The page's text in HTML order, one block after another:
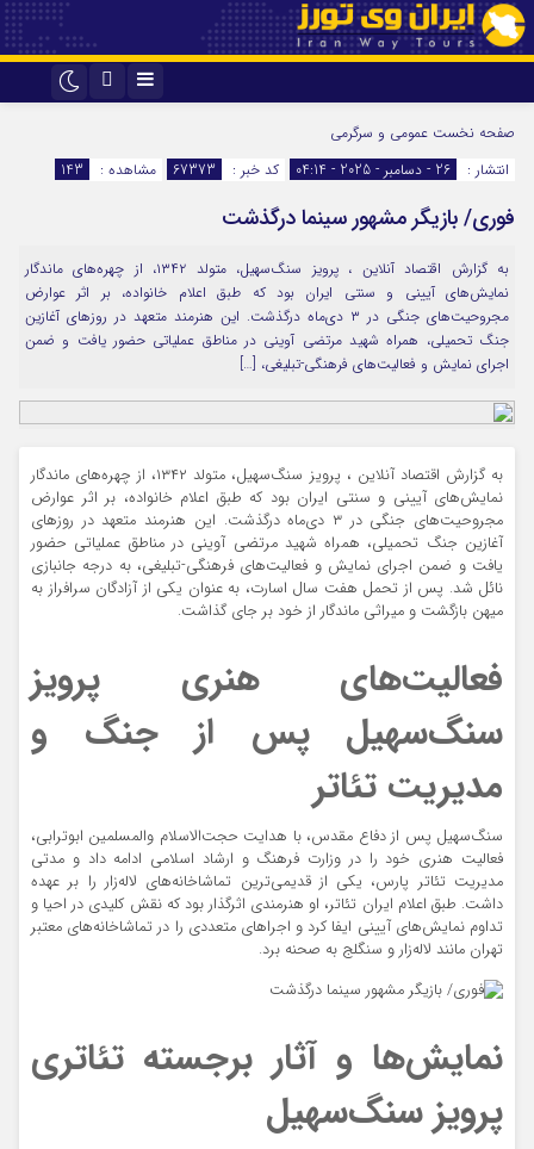
اینستاگرام
صفحه نخست عمومی و سرگرمی
انتشار :
26 - دسامبر - 2025 - 04:14 کد خبر : 67373 مشاهده : 143
فوری/ بازیگر مشهور سینما درگذشت
به گزارش اقتصاد آنلاین ، پرویز سنگ‌سهیل، متولد ۱۳۴۲، از چهره‌های ماندگار
نمایش‌های آیینی و سنتی ایران بود که طبق اعلام خانواده، بر اثر عوارض
مجروحیت‌های جنگی در ۳ دی‌ماه درگذشت. این هنرمند متعهد در روز‌های آغازین
جنگ تحمیلی، همراه شهید مرتضی آوینی در مناطق عملیاتی حضور یافت و ضمن
اجرای نمایش و فعالیت‌های فرهنگی-تبلیغی، […]
به گزارش اقتصاد آنلاین ، پرویز سنگ‌سهیل، متولد ۱۳۴۲، از چهره‌های ماندگار
نمایش‌های آیینی و سنتی ایران بود که طبق اعلام خانواده، بر اثر عوارض
مجروحیت‌های جنگی در ۳ دی‌ماه درگذشت. این هنرمند متعهد در روز‌های
آغازین جنگ تحمیلی، همراه شهید مرتضی آوینی در مناطق عملیاتی حضور
یافت و ضمن اجرای نمایش و فعالیت‌های فرهنگی-تبلیغی، به درجه جانبازی
نائل شد. پس از تحمل هفت سال اسارت، به عنوان یکی از آزادگان سرافراز به
میهن بازگشت و میراثی ماندگار از خود بر جای گذاشت.
فعالیت‌های هنری پرویز
سنگ‌سهیل پس از جنگ و
مدیریت تئاتر
سنگ‌سهیل پس از دفاع مقدس، با هدایت حجت‌الاسلام والمسلمین ابوترابی،
فعالیت هنری خود را در وزارت فرهنگ و ارشاد اسلامی ادامه داد و مدتی
مدیریت تئاتر پارس، یکی از قدیمی‌ترین تماشاخانه‌های لاله‌زار را بر عهده
داشت. طبق اعلام ایران تئاتر، او هنرمندی اثرگذار بود که نقش کلیدی در احیا و
تداوم نمایش‌های آیینی ایفا کرد و اجرا‌های متعددی را در تماشاخانه‌های معتبر
تهران مانند لاله‌زار و سنگلج به صحنه برد.
نمایش‌ها و آثار برجسته تئاتری
پرویز سنگ‌سهیل